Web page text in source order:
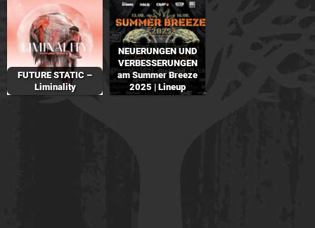
FUTURE STATIC –
Liminality
NEUERUNGEN UND
VERBESSERUNGEN
am Summer Breeze
2025 | Lineup